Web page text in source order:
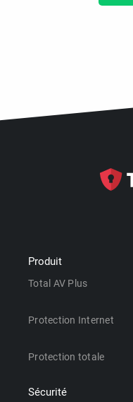
Produit
Total AV Plus
Protection Internet
Protection totale
Sécurité